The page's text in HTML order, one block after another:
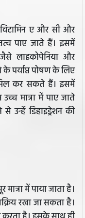
ए और सी और
पाए जाते हैं। इसमें
लाइकोपेनिया और
पर्याप्त पोषण के लिए
कर सकते हैं। इसमें
मात्रा में पाए जाते
डिहाइड्रेशन की
में पाया जाता है।
रखा जा सकता है।